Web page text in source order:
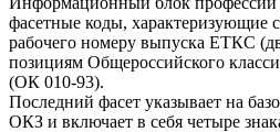
фасетные коды, характеризующие
рабочего номеру выпуска ЕТКС
позициям Общероссийского
(ОК 010-93).
Последний фасет указывает на
ОКЗ и включает в себя четыре